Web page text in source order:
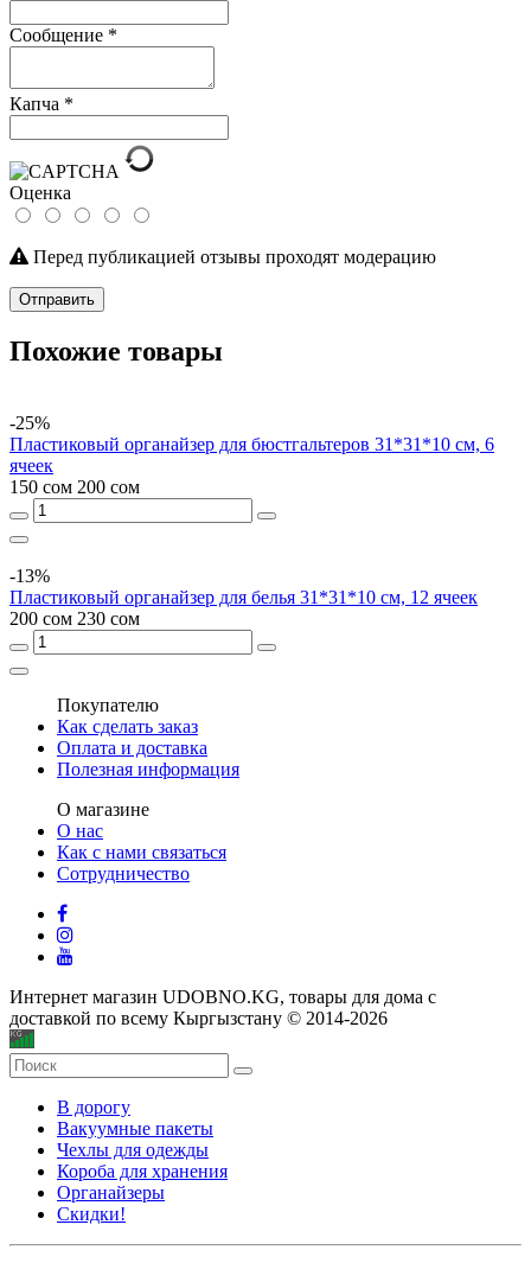
Сообщение *
Капча *
Оценка
Перед публикацией отзывы проходят модерацию
Отправить
Похожие товары
-25%
Пластиковый органайзер для бюстгальтеров 31*31*10 см, 6
ячеек
150 сом 200 сом
-13%
Пластиковый органайзер для белья 31*31*10 см, 12 ячеек
200 сом 230 сом
Покупателю
Как сделать заказ
Оплата и доставка
Полезная информация
О магазине
О нас
Как с нами связаться
Сотрудничество
Интернет магазин UDOBNO.KG, товары для дома с
доставкой по всему Кыргызстану © 2014-2026
В дорогу
Вакуумные пакеты
Чехлы для одежды
Короба для хранения
Органайзеры
Скидки!